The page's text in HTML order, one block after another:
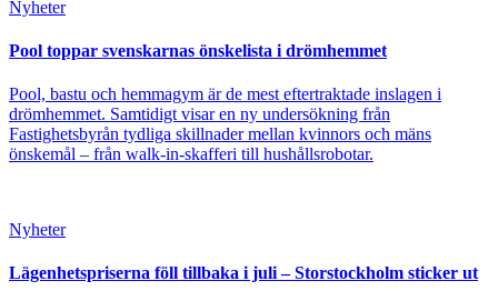
Nyheter
Pool toppar svenskarnas önskelista i drömhemmet
Pool, bastu och hemmagym är de mest eftertraktade inslagen i
drömhemmet. Samtidigt visar en ny undersökning från
Fastighetsbyrån tydliga skillnader mellan kvinnors och mäns
önskemål – från walk-in-skafferi till hushållsrobotar.
Nyheter
Lägenhetspriserna föll tillbaka i juli – Storstockholm sticker ut